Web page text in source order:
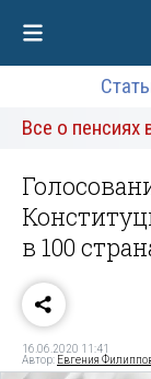
Все о пенсиях
в 100
16.06.2020 11:41
Автор: Евгения